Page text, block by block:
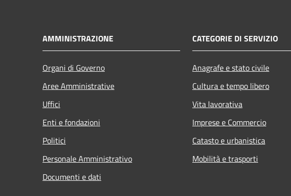
AMMINISTRAZIONE
Organi di Governo
Aree Amministrative
Uffici
Enti e fondazioni
Politici
Personale Amministrativo
Documenti e dati
CATEGORIE DI SERVIZIO
Anagrafe e stato civile
Cultura e tempo libero
Vita lavorativa
Imprese e Commercio
Catasto e urbanistica
Mobilità e trasporti